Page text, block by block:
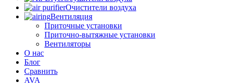
Очистители воздуха
Вентиляция
Приточные установки
Приточно-вытяжные установки
Вентиляторы
О нас
Блог
Сравнить
AVA